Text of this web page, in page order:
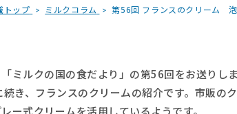
トップ ミルクコラム 第56回 フランスのクリーム
ミルクの国の食だより」の第56回をお送りしま
き、フランスのクリームの紹介です。市販の
ー式クリームを活用しているようです。